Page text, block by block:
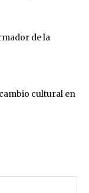
de la
cultural en